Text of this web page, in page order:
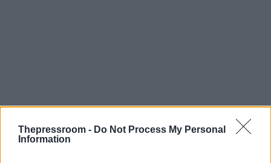
Thepressroom - Do Not Process My Personal
Information